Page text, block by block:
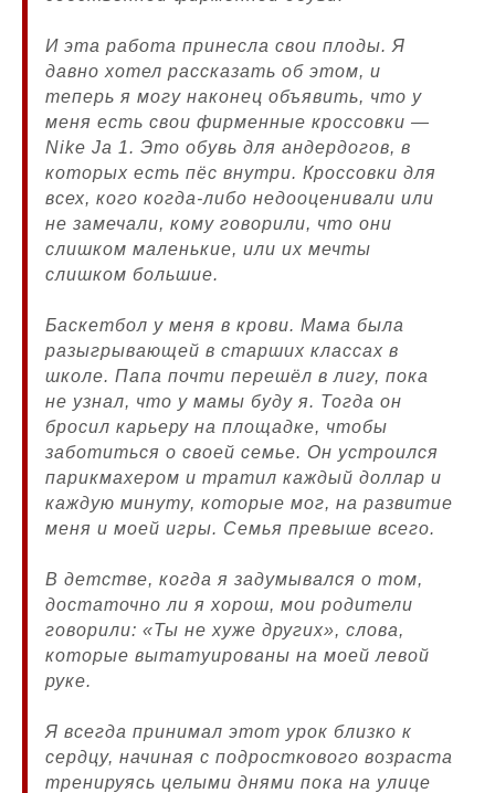
И эта работа принесла свои плоды. Я
давно хотел рассказать об этом, и
теперь я могу наконец объявить, что у
меня есть свои фирменные кроссовки —
Nike Ja 1. Это обувь для андердогов, в
которых есть пёс внутри. Кроссовки для
всех, кого когда-либо недооценивали или
не замечали, кому говорили, что они
слишком маленькие, или их мечты
слишком большие.
Баскетбол у меня в крови. Мама была
разыгрывающей в старших классах в
школе. Папа почти перешёл в лигу, пока
не узнал, что у мамы буду я. Тогда он
бросил карьеру на площадке, чтобы
заботиться о своей семье. Он устроился
парикмахером и тратил каждый доллар и
каждую минуту, которые мог, на развитие
меня и моей игры. Семья превыше всего.
В детстве, когда я задумывался о том,
достаточно ли я хорош, мои родители
говорили: «Ты не хуже других», слова,
которые вытатуированы на моей левой
руке.
Я всегда принимал этот урок близко к
сердцу, начиная с подросткового возраста
тренируясь целыми днями пока на улице